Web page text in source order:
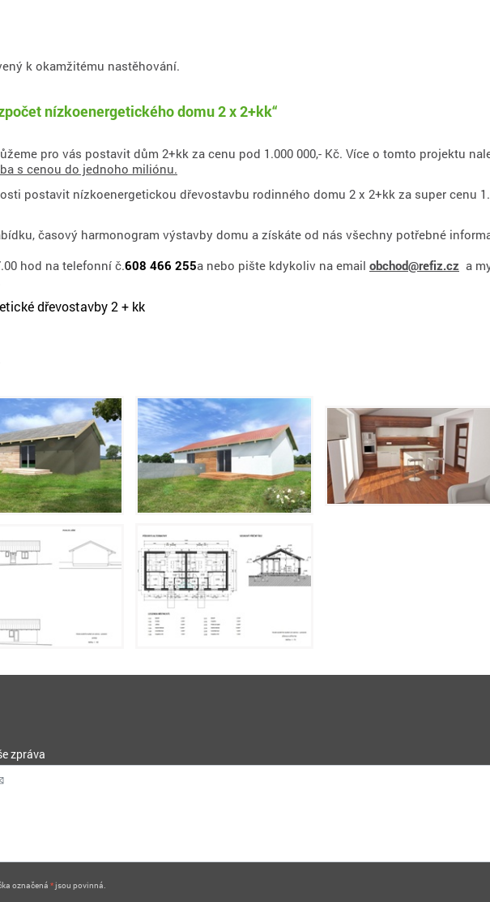
k okamžitému nastěhování.
nízkoenergetického domu 2 x 2+kk“
pro vás postavit dům 2+kk za cenu pod 1.000 000,- Kč. Více o tomto projektu
s cenou do jednoho miliónu.
postavit nízkoenergetickou dřevostavbu rodinného domu 2 x 2+kk za super cenu
časový harmonogram výstavby domu a získáte od nás všechny potřebné
hod na telefonní č.608 466 255a nebo pište kdykoliv na email obchod@refiz.cz a
dřevostavby 2 + kk
zpráva
označená * jsou povinná.